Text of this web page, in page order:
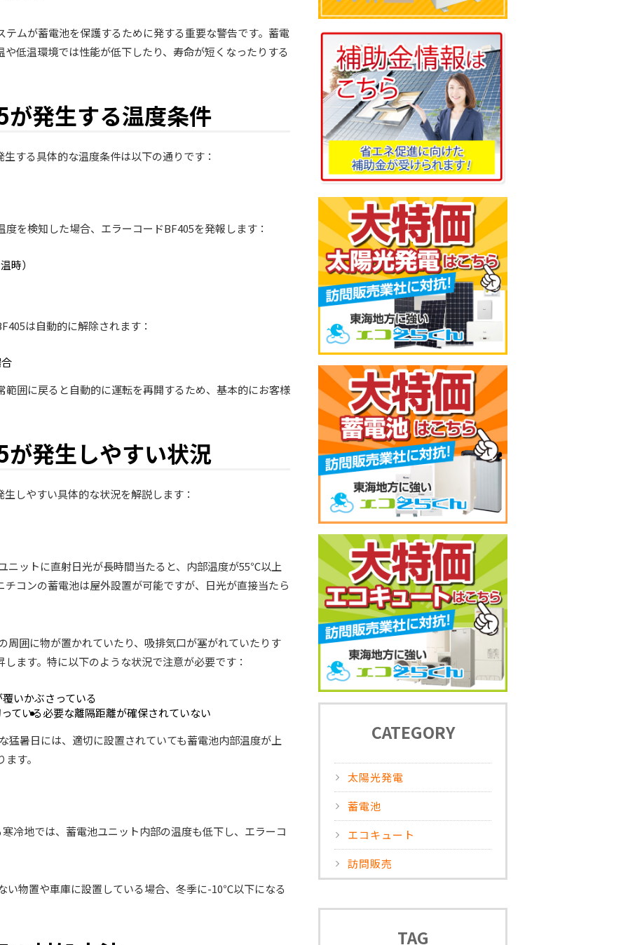
ムが蓄電池を保護するために発する重要な警告です。蓄電
低温環境では性能が低下したり、寿命が短くなったりする
発生する温度条件
する具体的な温度条件は以下の通りです：
を検知した場合、エラーコードBF405を発報します：
時）
は自動的に解除されます：
囲に戻ると自動的に運転を再開するため、基本的にお客様
発生しやすい状況
しやすい具体的な状況を解説します：
ニットに直射日光が長時間当たると、内部温度が55℃以上
コンの蓄電池は屋外設置が可能ですが、日光が直接当たら
周囲に物が置かれていたり、吸排気口が塞がれていたりす
ます。特に以下のような状況で注意が必要です：
いかぶさっている
ている必要な離隔距離が確保されていない
暑日には、適切に設置されていても蓄電池内部温度が上
す。
冷地では、蓄電池ユニット内部の温度も低下し、エラーコ
い物置や車庫に設置している場合、冬季に-10℃以下になる
CATEGORY
太陽光発電
蓄電池
エコキュート
訪問販売
TAG